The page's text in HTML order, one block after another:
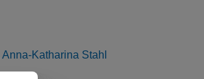
Anna-Katharina Stahl